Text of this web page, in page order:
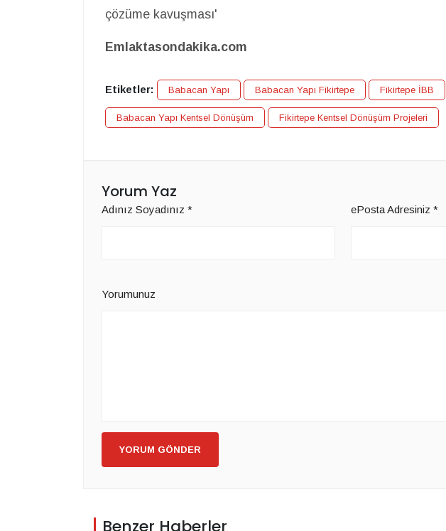
çözüme kavuşması'
Emlaktasondakika.com
Etiketler: Babacan Yapı Babacan Yapı Fikirtepe Fikirtepe İBB
Babacan Yapı Kentsel Dönüşüm Fikirtepe Kentsel Dönüşüm Projeleri
Yorum Yaz
Adınız Soyadınız * ePosta Adresiniz *
Yorumunuz
YORUM GÖNDER
Benzer Haberler